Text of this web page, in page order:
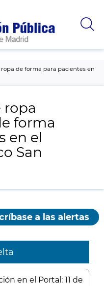
de forma para pacientes en
ropa
forma
en el
San
a las alertas
en el Portal: 11 de